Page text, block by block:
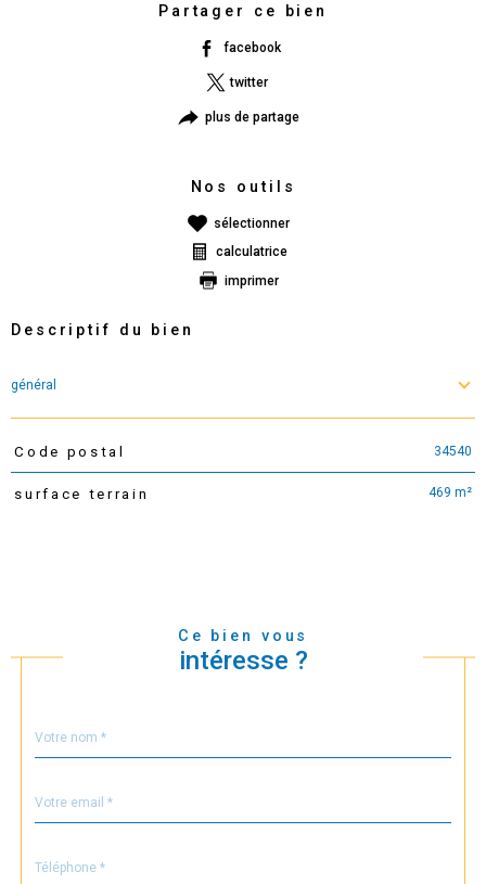
Partager ce bien
facebook
twitter
plus de partage
Nos outils
sélectionner
calculatrice
imprimer
Descriptif du bien
général
TRAD_PAMPERO_Caracteristique
Code postal 34540
surface terrain 469 m²
Ce bien vous
intéresse ?
par
*
*
*